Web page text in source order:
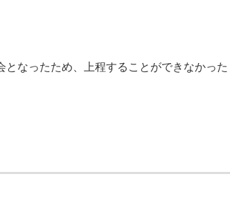
なったため、上程することができなかった